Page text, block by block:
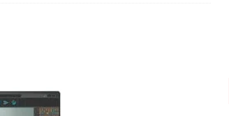
CPZ-120 promění vaši kuchyň na italskou pizzerii